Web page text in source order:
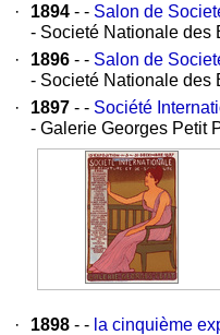
·
1894 - - Salon de
- Societé Nationale des
·
1896 - - Salon de
- Societé Nationale des
·
1897 - - Société
- Galerie Georges Petit
· 1898 - - la cinquième